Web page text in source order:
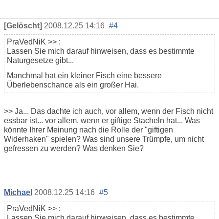
[Gelöscht] 2008.12.25 14:16 #4
PraVedNiK >> :
Lassen Sie mich darauf hinweisen, dass es bestimmte
Naturgesetze gibt...
Manchmal hat ein kleiner Fisch eine bessere
Überlebenschance als ein großer Hai.
>> Ja... Das dachte ich auch, vor allem, wenn der Fisch nicht
essbar ist... vor allem, wenn er giftige Stacheln hat... Was
könnte Ihrer Meinung nach die Rolle der "giftigen
Widerhaken" spielen? Was sind unsere Trümpfe, um nicht
gefressen zu werden? Was denken Sie?
Michael 2008.12.25 14:16 #5
PraVedNiK >> :